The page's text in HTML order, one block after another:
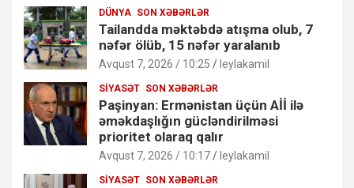
DÜNYA SON XƏBƏRLƏR
Tailandda məktəbdə atışma olub, 7
nəfər ölüb, 15 nəfər yaralanıb
Avqust 7, 2026 / 10:25 leylakamil
SIYASƏT SON XƏBƏRLƏR
Paşinyan: Ermənistan üçün Aİİ ilə
əməkdaşlığın gücləndirilməsi
prioritet olaraq qalır
Avqust 7, 2026 / 10:17 leylakamil
SIYASƏT SON XƏBƏRLƏR